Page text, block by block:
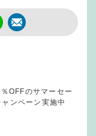
OFFのサマーセー
ンペーン実施中